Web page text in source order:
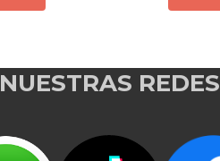
NUESTRAS REDES